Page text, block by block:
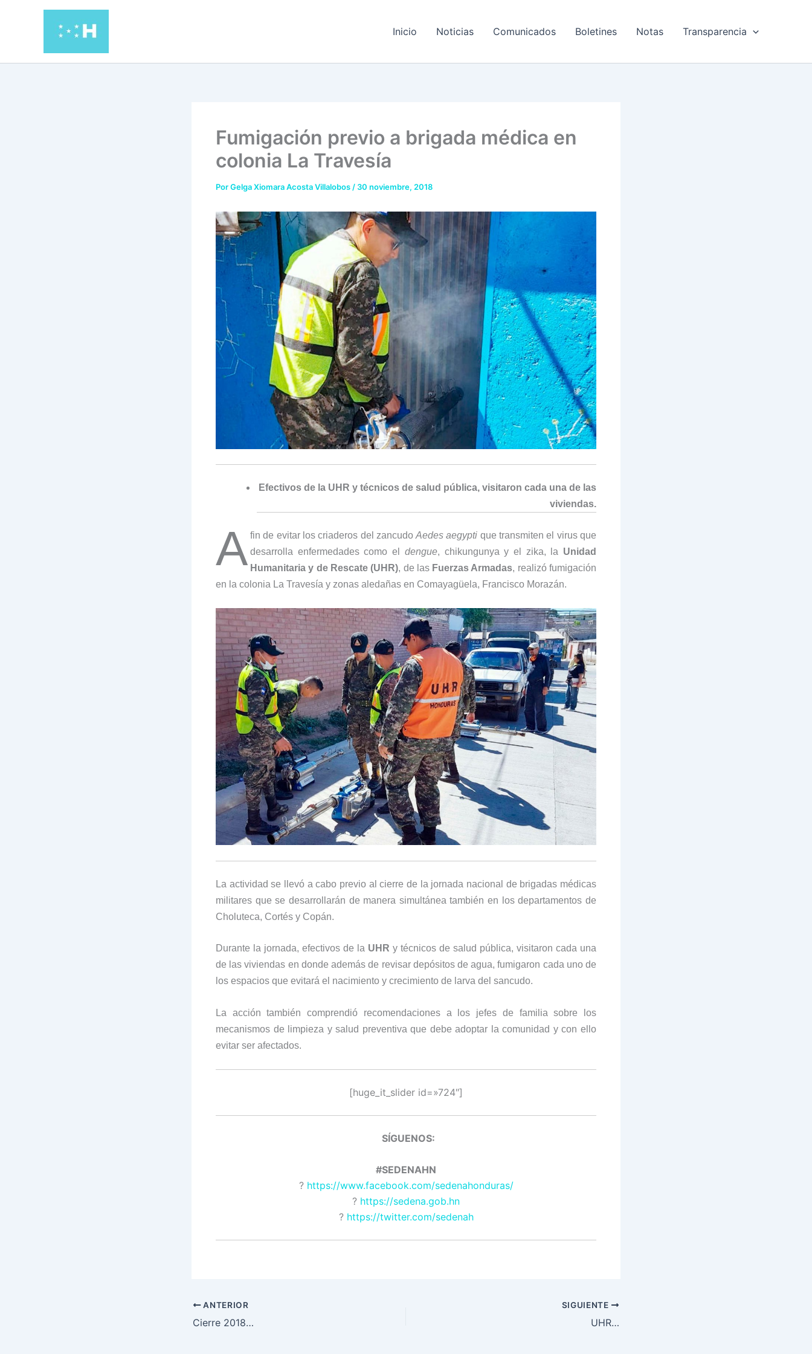
Inicio Noticias Comunicados Boletines Notas Transparencia
Fumigación previo a brigada médica en
colonia La Travesía
PorGelga Xiomara Acosta Villalobos / 30 noviembre, 2018
Efectivos de la UHR y técnicos de salud pública, visitaron cada una de las
viviendas.
A fin de evitar los criaderos del zancudoAedes aegypti que transmiten el virus que
desarrolla enfermedades como el dengue, chikungunya y el zika, la Unidad
Humanitaria y de Rescate (UHR), de las Fuerzas Armadas, realizó fumigación
en la colonia La Travesía y zonas aledañas en Comayagüela, Francisco Morazán.
La actividad se llevó a cabo previo al cierre de la jornada nacional de brigadas médicas
militares que se desarrollarán de manera simultánea también en los departamentos de
Choluteca, Cortés y Copán.
Durante la jornada, efectivos de la UHR y técnicos de salud pública, visitaron cada una
de las viviendas en donde además de revisar depósitos de agua, fumigaron cada uno de
los espacios que evitará el nacimiento y crecimiento de larva del sancudo.
La acción también comprendió recomendaciones a los jefes de familia sobre los
mecanismos de limpieza y salud preventiva que debe adoptar la comunidad y con ello
evitar ser afectados.
[huge_it_slider id=»724″]
SÍGUENOS:
#SEDENAHN
? https://www.facebook.com/sedenahonduras/
? https://sedena.gob.hn
? https://twitter.com/sedenah
ANTERIOR
Cierre 2018…
SIGUIENTE
UHR…